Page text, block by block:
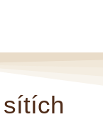
sítích